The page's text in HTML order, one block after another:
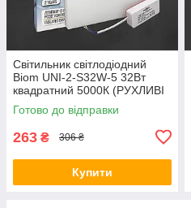
Світильник світлодіодний
Biom UNI-2-S32W-5 32Вт
квадратний 5000К (РУХЛИВІ
КЛІПСИ)
Готово до відправки
263 ₴ 306 ₴
Купити